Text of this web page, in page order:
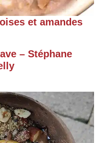
et amandes
– Stéphane